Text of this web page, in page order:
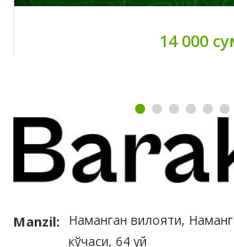
14 000
Manzil: Наманган вилояти,
кўчаси, 64 уй